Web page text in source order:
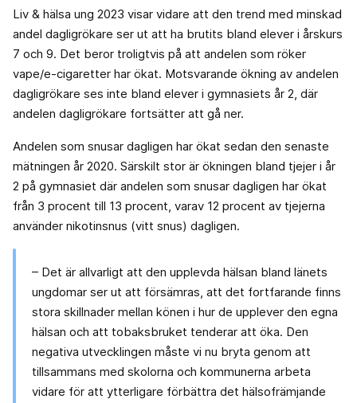
Liv & hälsa ung 2023 visar vidare att den trend med minskad
andel dagligrökare ser ut att ha brutits bland elever i årskurs
7 och 9. Det beror troligtvis på att andelen som röker
vape/e-cigaretter har ökat. Motsvarande ökning av andelen
dagligrökare ses inte bland elever i gymnasiets år 2, där
andelen dagligrökare fortsätter att gå ner.
Andelen som snusar dagligen har ökat sedan den senaste
mätningen år 2020. Särskilt stor är ökningen bland tjejer i år
2 på gymnasiet där andelen som snusar dagligen har ökat
från 3 procent till 13 procent, varav 12 procent av tjejerna
använder nikotinsnus (vitt snus) dagligen.
– Det är allvarligt att den upplevda hälsan bland länets
ungdomar ser ut att försämras, att det fortfarande finns
stora skillnader mellan könen i hur de upplever den egna
hälsan och att tobaksbruket tenderar att öka. Den
negativa utvecklingen måste vi nu bryta genom att
tillsammans med skolorna och kommunerna arbeta
vidare för att ytterligare förbättra det hälsofrämjande